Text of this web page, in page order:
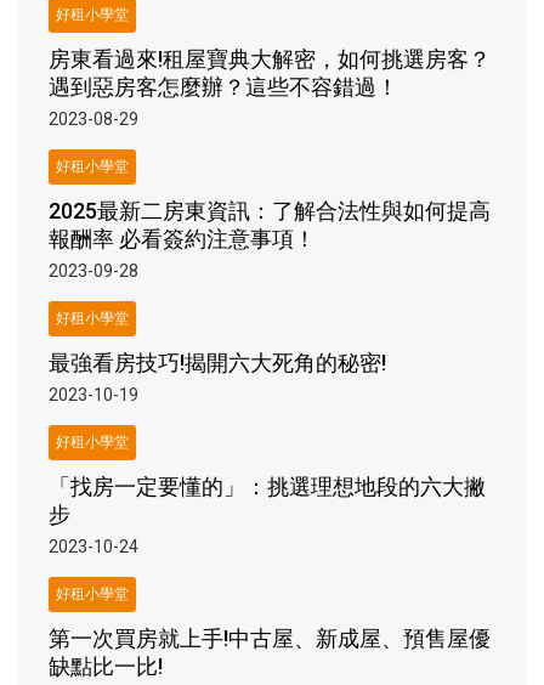
好租小學堂
房東看過來!租屋寶典大解密，如何挑選房客？
遇到惡房客怎麼辦？這些不容錯過！
2023-08-29
好租小學堂
2025最新二房東資訊：了解合法性與如何提高
報酬率 必看簽約注意事項！
2023-09-28
好租小學堂
最強看房技巧!揭開六大死角的秘密!
2023-10-19
好租小學堂
「找房一定要懂的」：挑選理想地段的六大撇
步
2023-10-24
好租小學堂
第一次買房就上手!中古屋、新成屋、預售屋優
缺點比一比!